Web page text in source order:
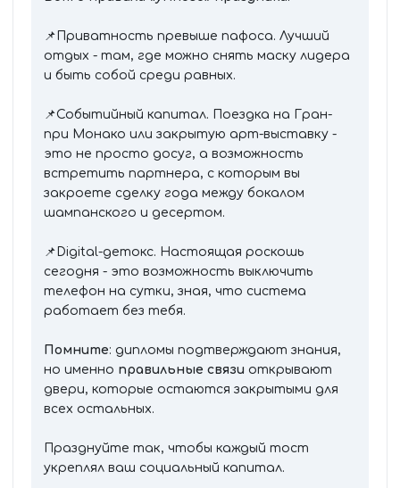
📌Приватность превыше пафоса. Лучший
отдых - там, где можно снять маску лидера
и быть собой среди равных.
📌Событийный капитал. Поездка на Гран-
при Монако или закрытую арт-выставку -
это не просто досуг, а возможность
встретить партнера, с которым вы
закроете сделку года между бокалом
шампанского и десертом.
📌Digital-детокс. Настоящая роскошь
сегодня - это возможность выключить
телефон на сутки, зная, что система
работает без тебя.
Помните: дипломы подтверждают знания,
но именно правильные связи открывают
двери, которые остаются закрытыми для
всех остальных.
Празднуйте так, чтобы каждый тост
укреплял ваш социальный капитал.